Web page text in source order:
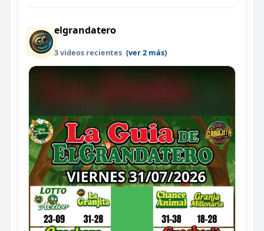
elgrandatero
3 videos recientes (ver 2 más)